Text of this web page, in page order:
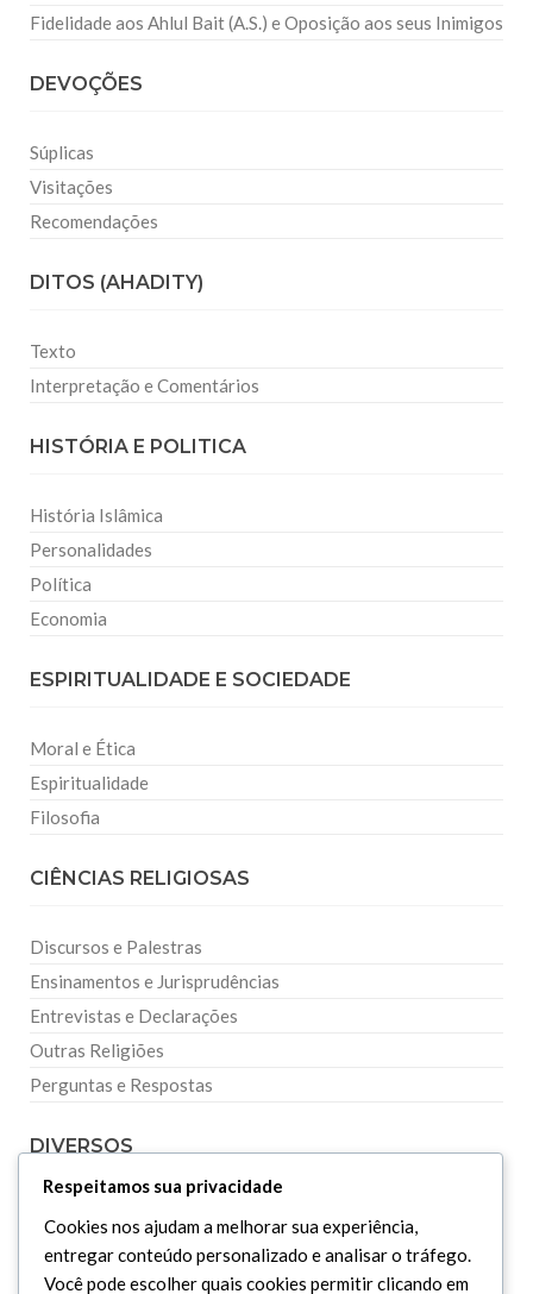
Fidelidade aos Ahlul Bait (A.S.) e Oposição aos seus Inimigos
DEVOÇÕES
Súplicas
Visitações
Recomendações
DITOS (AHADITY)
Texto
Interpretação e Comentários
HISTÓRIA E POLITICA
História Islâmica
Personalidades
Política
Economia
ESPIRITUALIDADE E SOCIEDADE
Moral e Ética
Espiritualidade
Filosofia
CIÊNCIAS RELIGIOSAS
Discursos e Palestras
Ensinamentos e Jurisprudências
Entrevistas e Declarações
Outras Religiões
Perguntas e Respostas
DIVERSOS
Dicionário Islâmico
Downloads
Respeitamos sua privacidade
Cookies nos ajudam a melhorar sua experiência,
entregar conteúdo personalizado e analisar o tráfego.
Você pode escolher quais cookies permitir clicando em